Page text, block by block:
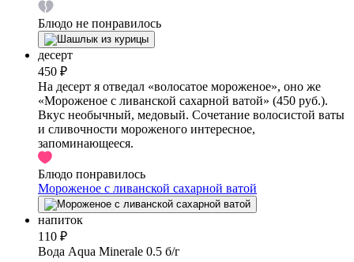
Блюдо не понравилось
десерт
450 ₽
На десерт я отведал «волосатое мороженое», оно же
«Мороженое с ливанской сахарной ватой» (450 руб.).
Вкус необычный, медовый. Сочетание волосистой ваты
и сливочности мороженого интересное,
запоминающееся.
Блюдо понравилось
Мороженое с ливанской сахарной ватой
напиток
110 ₽
Вода Aqua Minerale 0.5 б/г